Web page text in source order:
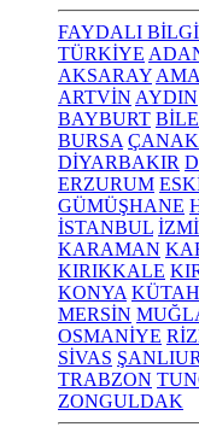
FAYDALI
TÜRKİYE
AKSARAY
ARTVİN AYDIN
BAYBURT
BURSA
DİYARBAKIR
ERZURUM
GÜMÜŞHANE
İSTANBUL
KARAMAN
KIRIKKALE
KONYA
MERSİN
OSMANİYE
SİVAS
TRABZON
ZONGULDAK